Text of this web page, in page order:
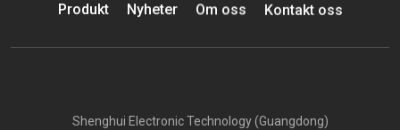
Produkt Nyheter Om oss Kontakt oss
Shenghui Electronic Technology (Guangdong)